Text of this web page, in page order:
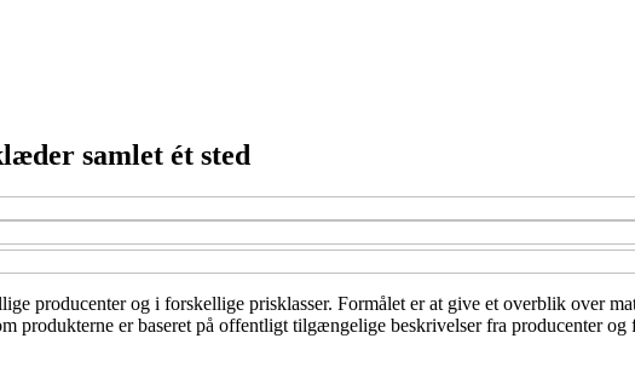
samlet ét sted
producenter og i forskellige prisklasser. Formålet er at give et overblik over
produkterne er baseret på offentligt tilgængelige beskrivelser fra producenter